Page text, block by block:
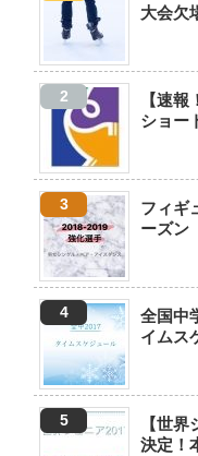
大会欠
【速
ショー
フィギ
ーズン
全国中
イムス
【世
決定！